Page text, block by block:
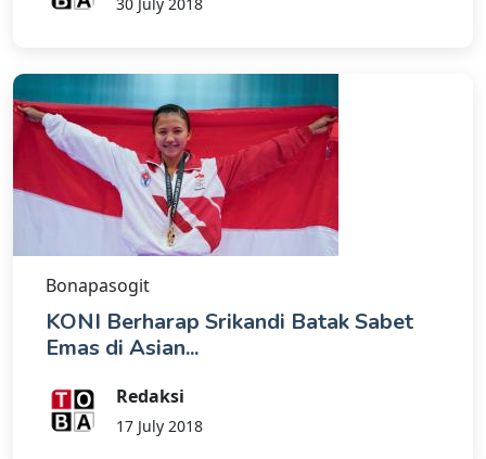
Bonapasogit
KONI Berharap Srikandi Batak Sabet
Emas di Asian...
Redaksi
17 July 2018